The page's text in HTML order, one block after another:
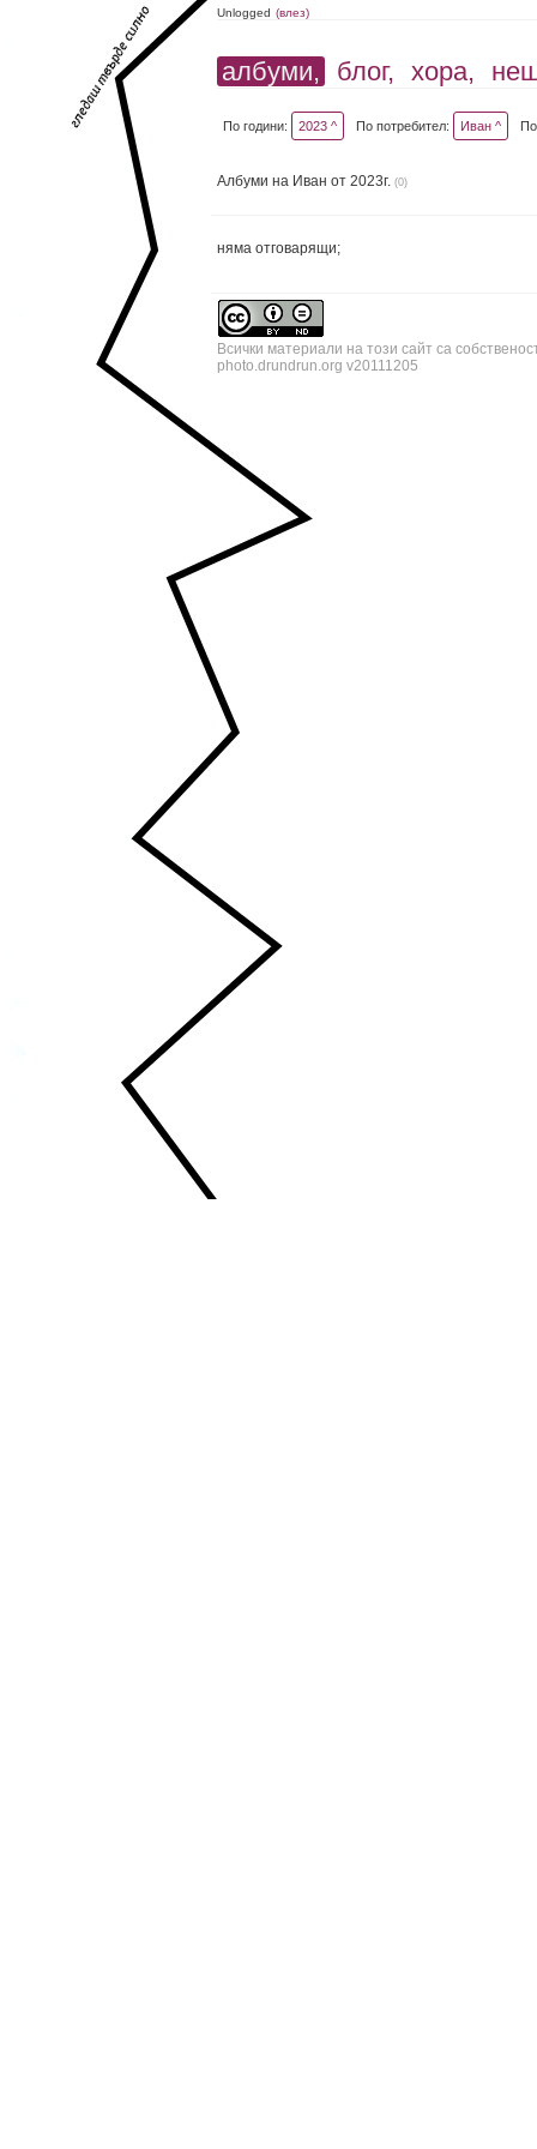
Unlogged (влез)
албуми, блог, хора,
По години: 2023 ^ По потребител: Иван ^
Албуми на Иван от 2023г. (0)
няма отговарящи;
Всички материали на този сайт са
photo.drundrun.org v20111205